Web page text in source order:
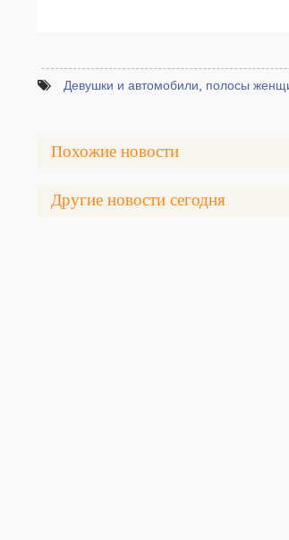
Девушки и автомобили полосы
Похожие новости
Другие новости сегодня